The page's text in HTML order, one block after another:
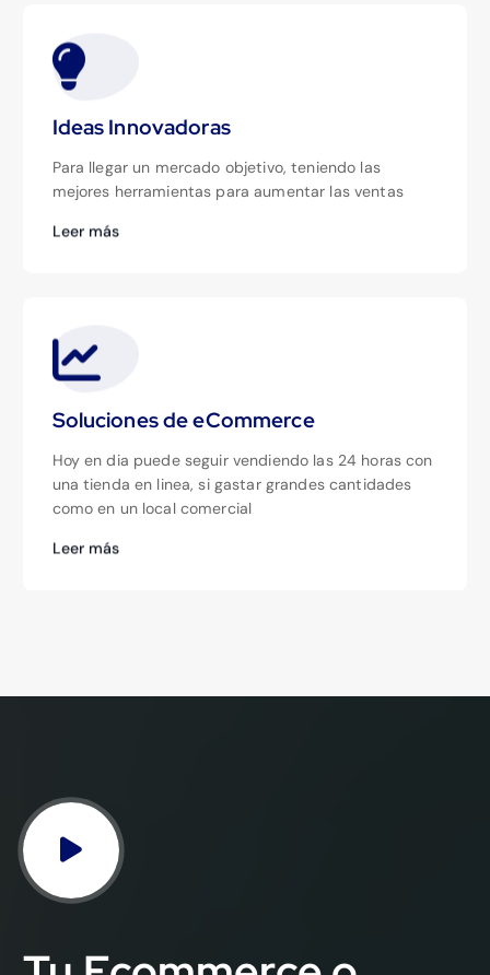
Ideas Innovadoras
Para llegar un mercado objetivo, teniendo las
mejores herramientas para aumentar las ventas
Leer más
Soluciones de eCommerce
Hoy en dia puede seguir vendiendo las 24 horas con
una tienda en linea, si gastar grandes cantidades
como en un local comercial
Leer más